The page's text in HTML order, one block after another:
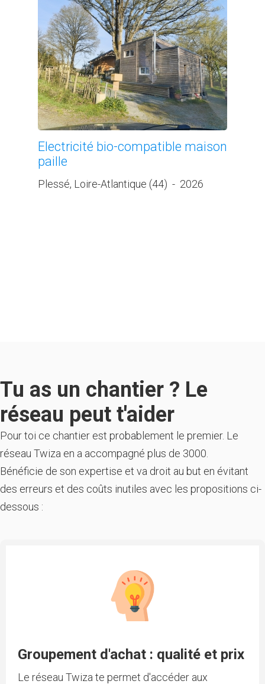
Electricité bio-compatible maison
paille
Plessé, Loire-Atlantique (44) - 2026
Tu as un chantier ? Le
réseau peut t'aider
Pour toi ce chantier est probablement le premier. Le
réseau Twiza en a accompagné plus de 3000.
Bénéficie de son expertise et va droit au but en évitant
des erreurs et des coûts inutiles avec les propositions ci-
dessous :
Groupement d'achat : qualité et prix
Le réseau Twiza te permet d'accéder aux